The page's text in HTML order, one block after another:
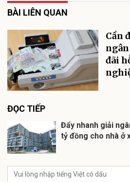
BÀI LIÊN QUAN
Cần
đãi
ĐỌC TIẾP
Đẩy nhanh giải
tỷ đồng cho nhà ở